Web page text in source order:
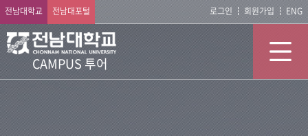
전남대학교 전남대포털 로그인 회원가입 ENG
CAMPUS 투어